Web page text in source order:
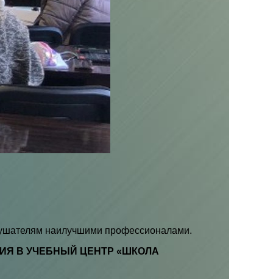
наилучшими профессионалами.
В УЧЕБНЫЙ ЦЕНТР «ШКОЛА